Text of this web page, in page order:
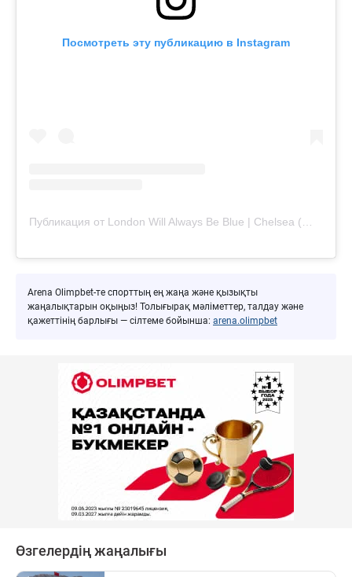
Посмотреть эту публикацию в Instagram
Arena Olimpbet-те спорттың ең жаңа және қызықты
жаңалықтарын оқыңыз! Толығырақ мәліметтер, талдау және
қажеттінің барлығы — сілтеме бойынша: arena.olimpbet